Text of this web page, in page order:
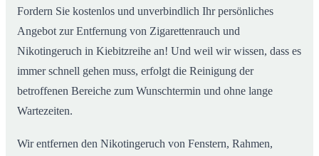
Fordern Sie kostenlos und unverbindlich Ihr persönliches
Angebot zur Entfernung von Zigarettenrauch und
Nikotingeruch in Kiebitzreihe an! Und weil wir wissen, dass es
immer schnell gehen muss, erfolgt die Reinigung der
betroffenen Bereiche zum Wunschtermin und ohne lange
Wartezeiten.
Wir entfernen den Nikotingeruch von Fenstern, Rahmen,